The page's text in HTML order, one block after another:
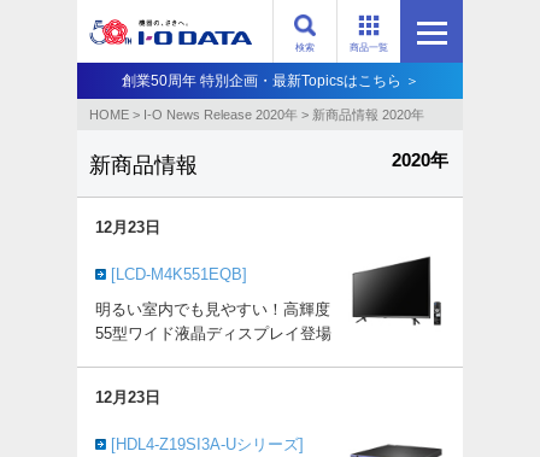
商品一覧
検索
創業50周年 特別企画・最新Topicsはこちら ＞
HOME > I-O News Release 2020年 > 新商品情報 2020年
新商品情報 2020年
12月23日
[LCD-M4K551EQB]
明るい室内でも見やすい！高輝度
55型ワイド液晶ディスプレイ登場
12月23日
[HDL4-Z19SI3A-Uシリーズ]